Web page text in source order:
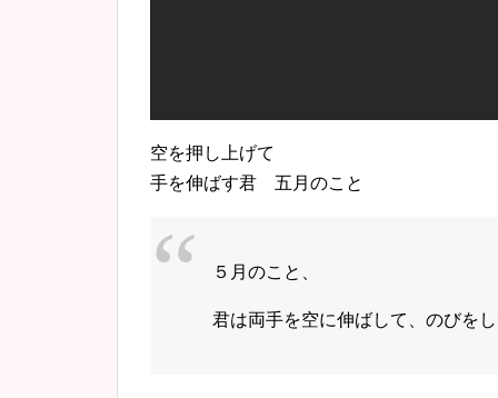
空を押し上げて
手を伸ばす君 五月のこと
５月のこと、
君は両手を空に伸ばして、のびを